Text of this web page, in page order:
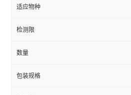
适应物种
检测限
数量
包装规格